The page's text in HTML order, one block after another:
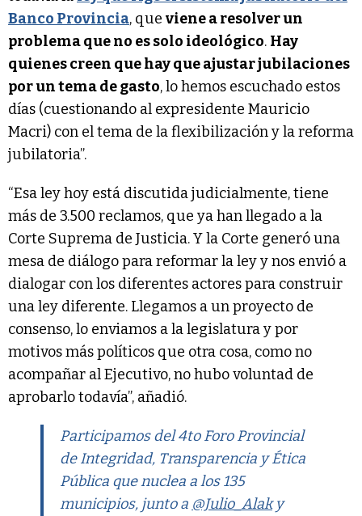
Banco Provincia, que viene a resolver un
problema que no es solo ideológico. Hay
quienes creen que hay que ajustar jubilaciones
por un tema de gasto, lo hemos escuchado estos
días (cuestionando al expresidente Mauricio
Macri) con el tema de la flexibilización y la reforma
jubilatoria”.
“Esa ley hoy está discutida judicialmente, tiene
más de 3.500 reclamos, que ya han llegado a la
Corte Suprema de Justicia. Y la Corte generó una
mesa de diálogo para reformar la ley y nos envió a
dialogar con los diferentes actores para construir
una ley diferente. Llegamos a un proyecto de
consenso, lo enviamos a la legislatura y por
motivos más políticos que otra cosa, como no
acompañar al Ejecutivo, no hubo voluntad de
aprobarlo todavía”, añadió.
Participamos del 4to Foro Provincial
de Integridad, Transparencia y Ética
Pública que nuclea a los 135
municipios, junto a @Julio_Alaky